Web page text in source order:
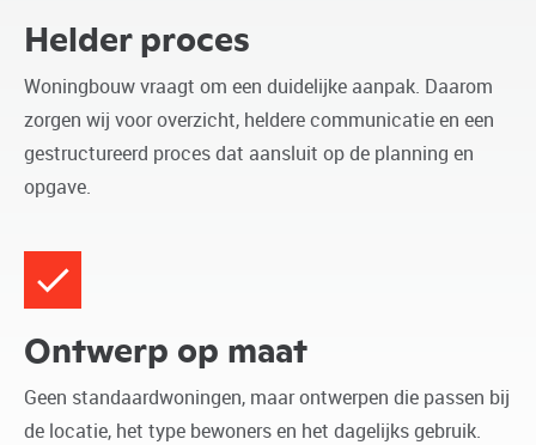
Helder proces
Woningbouw vraagt om een duidelijke aanpak. Daarom
zorgen wij voor overzicht, heldere communicatie en een
gestructureerd proces dat aansluit op de planning en
opgave.
Ontwerp op maat
Geen standaardwoningen, maar ontwerpen die passen bij
de locatie, het type bewoners en het dagelijks gebruik.